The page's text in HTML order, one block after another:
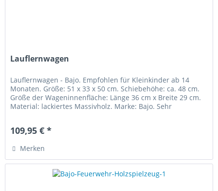
Lauflernwagen
Lauflernwagen - Bajo. Empfohlen für Kleinkinder ab 14
Monaten. Größe: 51 x 33 x 50 cm. Schiebehöhe: ca. 48 cm.
Größe der Wageninnenfläche: Länge 36 cm x Breite 29 cm.
Material: lackiertes Massivholz. Marke: Bajo. Sehr
109,95 € *
Merken